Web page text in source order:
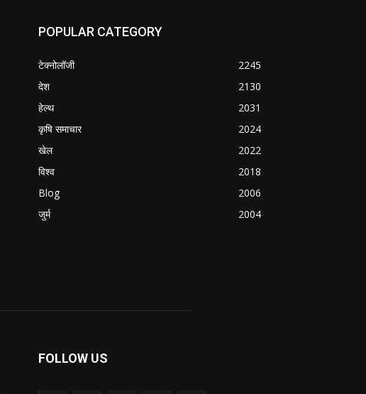
POPULAR CATEGORY
टेक्नोलॉजी
2245
देश
2130
हेल्थ
2031
कृषि समाचार
2024
खेल
2022
विश्व
2018
Blog
2006
जुर्म
2004
FOLLOW US